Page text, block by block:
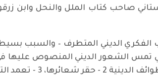
صاحب كتاب الملل والنحل وابن
الفكري الديني المتطرف – والسبب
تمس الشعور الديني المنصوص عليها
372، ونص على الافعال التي تعد جرائم وهي: 1 - الاعتداء بطرق العلانية